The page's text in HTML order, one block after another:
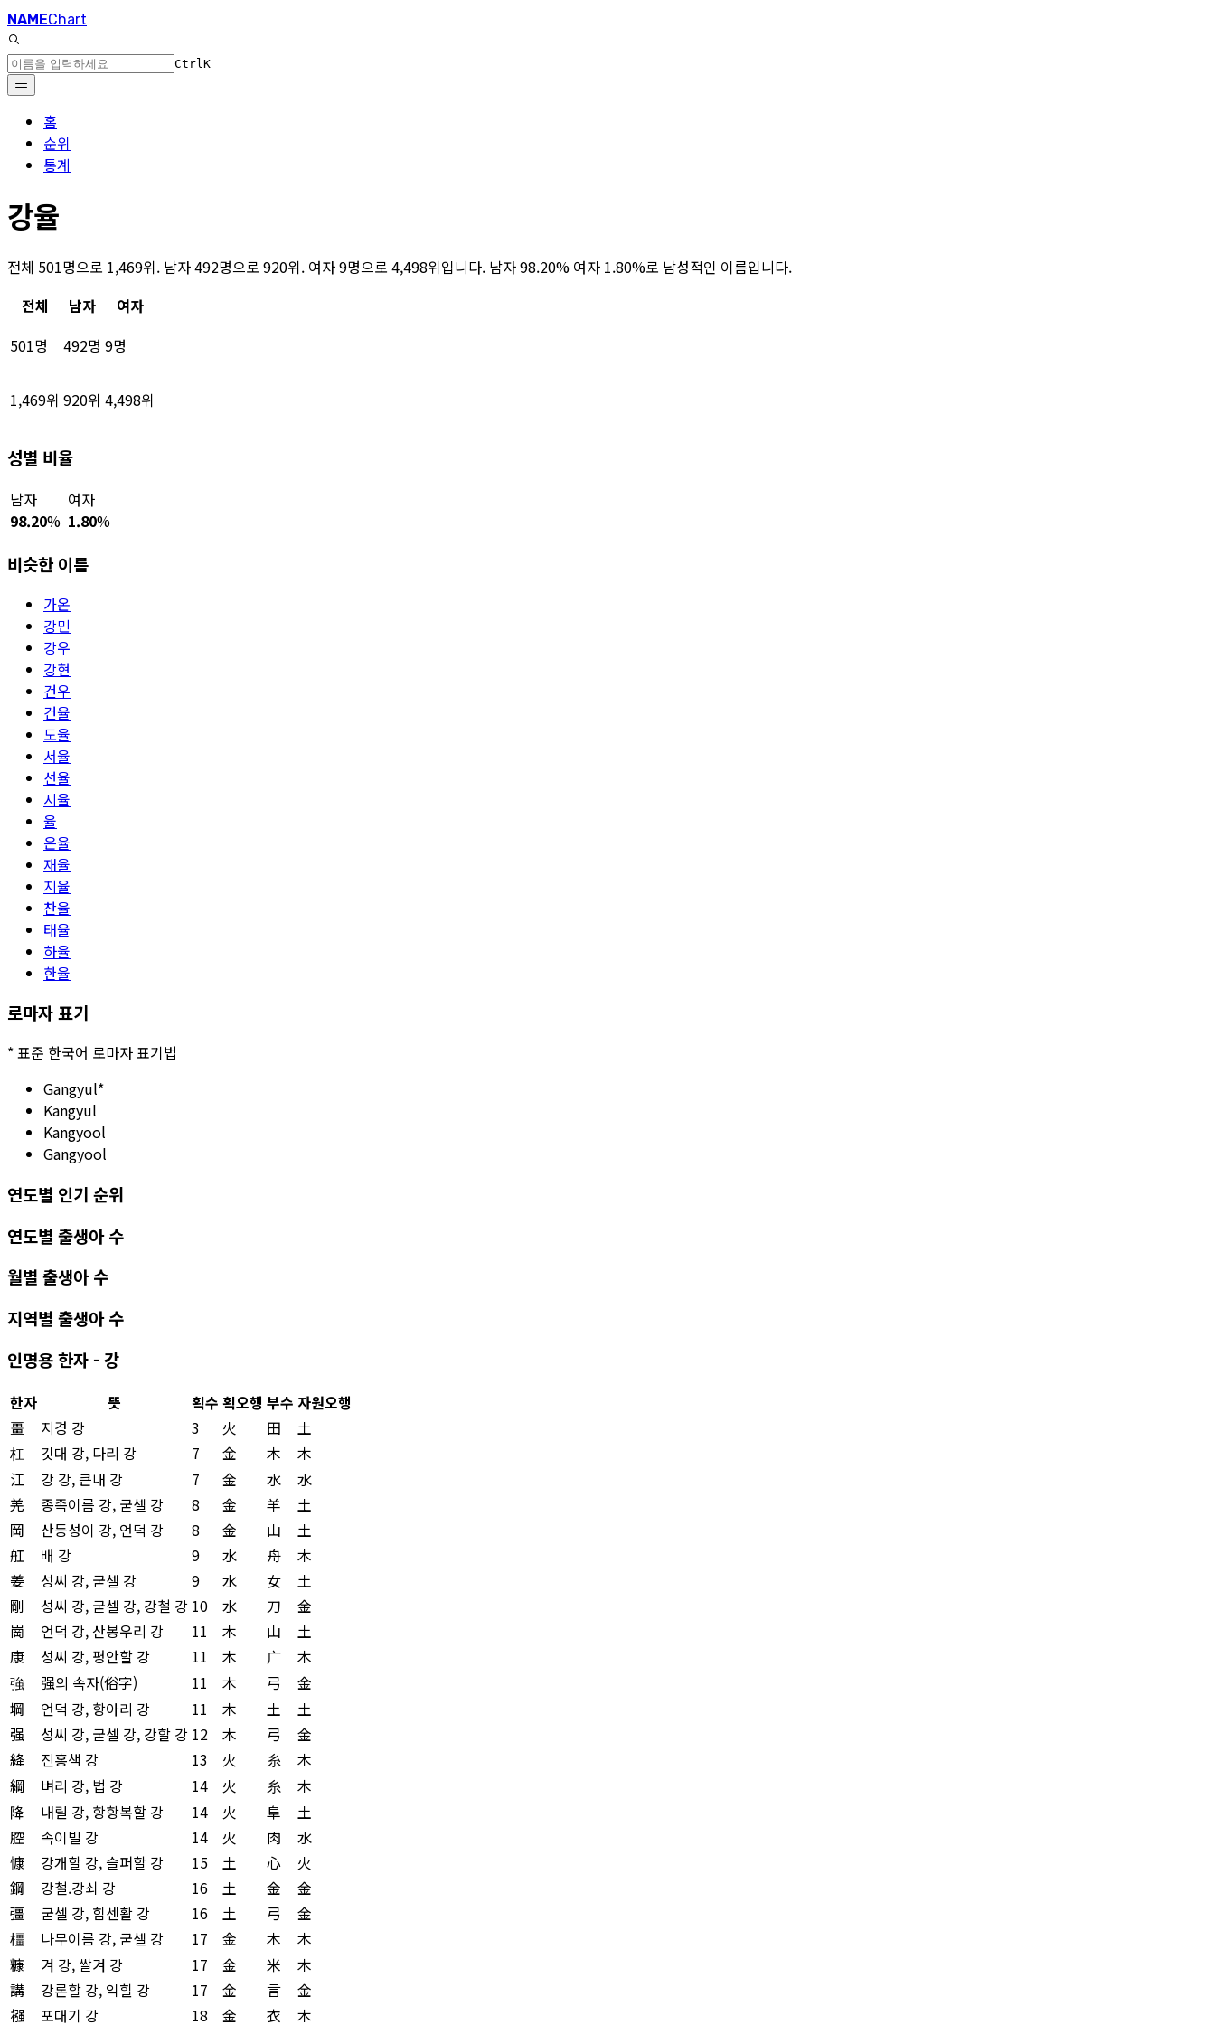
NAMEChart
CtrlK
홈
순위
통계
강율
전체 501명으로 1,469위. 남자 492명으로 920위. 여자 9명으로 4,498위입니다. 남자 98.20% 여자 1.80%로 남성적인 이름입니다.
전체
남자
여자
501명
492명 9명
1,469위 920위 4,498위
성별 비율
남자
98.20%
여자
1.80%
비슷한 이름
가온
강민
강우
강현
건우
건율
도율
서율
선율
시율
율
은율
재율
지율
찬율
태율
하율
한율
로마자 표기
*표준 한국어 로마자 표기법
Gangyul*
Kangyul
Kangyool
Gangyool
연도별 인기 순위
연도별 출생아 수
월별 출생아 수
지역별 출생아 수
인명용 한자 - 강
한자 뜻 획수 획오행 부수 자원오행
畺
지경 강 3 火 田
土
杠
깃대 강, 다리 강 7 金 木
木
江
강 강, 큰내 강 7 金 水
水
羌
종족이름 강, 굳셀 강 8 金 羊
土
岡
산등성이 강, 언덕 강 8 金 山
土
舡
배 강 9 水 舟
木
姜
성씨 강, 굳셀 강 9 水 女
土
剛
성씨 강, 굳셀 강, 강철 강 10 水 刀
金
崗
언덕 강, 산봉우리 강 11 木 山
土
康
성씨 강, 평안할 강 11 木 广
木
強
强의 속자(俗字) 11 木 弓
金
堈
언덕 강, 항아리 강 11 木 土
土
强
성씨 강, 굳셀 강, 강할 강 12 木 弓
金
絳
진홍색 강 13 火 糸
木
綱
벼리 강, 법 강 14 火 糸
木
降
내릴 강, 항항복할 강 14 火 阜
土
腔
속이빌 강 14 火 肉
水
慷
강개할 강, 슬퍼할 강 15 土 心
火
鋼
강철.강쇠 강 16 土 金
金
彊
굳셀 강, 힘센활 강 16 土 弓
金
橿
나무이름 강, 굳셀 강 17 金 木
木
糠
겨 강, 쌀겨 강 17 金 米
木
講
강론할 강, 익힐 강 17 金 言
金
襁
포대기 강 18 金 衣 木